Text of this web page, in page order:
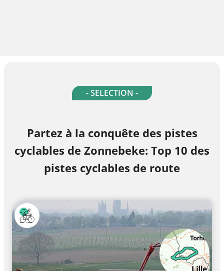
- SELECTION -
Partez à la conquête des pistes
cyclables de Zonnebeke: Top 10 des
pistes cyclables de route